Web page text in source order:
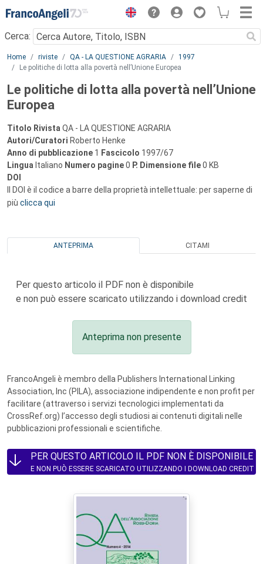
Menu
Cerca:
Main content
Home riviste QA - LA QUESTIONE AGRARIA
1997
Le politiche di lotta alla povertà nell’Unione Europea
Le politiche di lotta alla povertà nell’Unione
Europea
Titolo Rivista QA - LA QUESTIONE AGRARIA
Autori/Curatori Roberto Henke
Anno di pubblicazione 1 Fascicolo 1997/67
Lingua Italiano Numero pagine0 P. Dimensione file0 KB
DOI
Il DOI è il codice a barre della proprietà intellettuale: per saperne di
più clicca qui
ANTEPRIMA CITAMI
Per questo articolo il PDF non è disponibile
e non può essere scaricato utilizzando i download credit
Anteprima non presente
FrancoAngeli è membro della Publishers International Linking
Association, Inc (PILA), associazione indipendente e non profit per
facilitare (attraverso i servizi tecnologici implementati da
CrossRef.org) l’accesso degli studiosi ai contenuti digitali nelle
pubblicazioni professionali e scientifiche.
PER QUESTO ARTICOLO IL PDF NON È DISPONIBILE
E NON PUÒ ESSERE SCARICATO UTILIZZANDO I DOWNLOAD CREDIT